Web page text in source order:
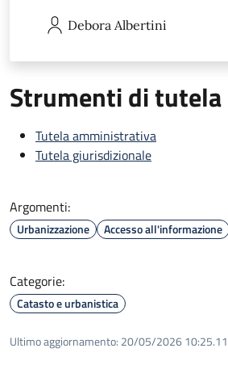
Debora Albertini
Strumenti di tutela
Tutela amministrativa
Tutela giurisdizionale
Argomenti:
Urbanizzazione Accesso all'informazione
Categorie:
Catasto e urbanistica
Ultimo aggiornamento: 20/05/2026 10:25.11